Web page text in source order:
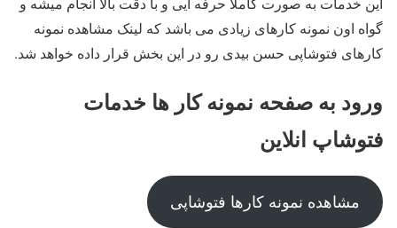
گواه اون نمونه کارهای زیادی می باشد که لینک مشاهده نمونه
کارهای فتوشاپی حسن بیدی رو در این بخش قرار داده خواهد شد.
ورود به صفحه نمونه کار ها خدمات
فتوشاپ انلاین
مشاهده نمونه کارها فتوشاپی